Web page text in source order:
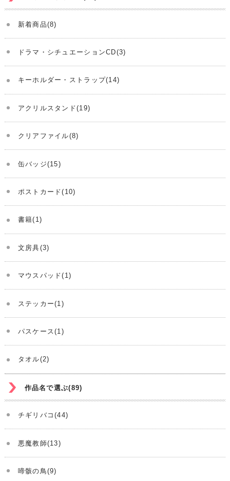
新着商品(8)
ドラマ・シチュエーションCD(3)
キーホルダー・ストラップ(14)
アクリルスタンド(19)
クリアファイル(8)
缶バッジ(15)
ポストカード(10)
書籍(1)
文房具(3)
マウスパッド(1)
ステッカー(1)
パスケース(1)
タオル(2)
作品名で選ぶ(89)
チギリバコ(44)
悪魔教師(13)
啼骸の鳥(9)